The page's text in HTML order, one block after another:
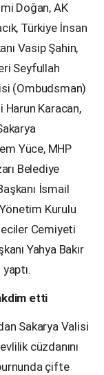
Doğan, AK
Türkiye İnsan
Vasip Şahin,
Seyfullah
(Ombudsman)
Harun Karacan,
Yüce, MHP
Belediye
İsmail
Kurulu
Cemiyeti
Yahya Bakır
etti
Sakarya Valisi
cüzdanını
çifte